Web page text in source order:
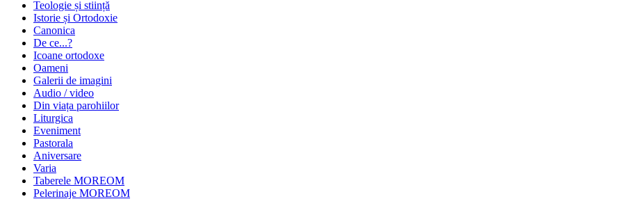
Teologie și stiință
Istorie și Ortodoxie
Canonica
De ce...?
Icoane ortodoxe
Oameni
Galerii de imagini
Audio / video
Din viața parohiilor
Liturgica
Eveniment
Pastorala
Aniversare
Varia
Taberele MOREOM
Pelerinaje MOREOM